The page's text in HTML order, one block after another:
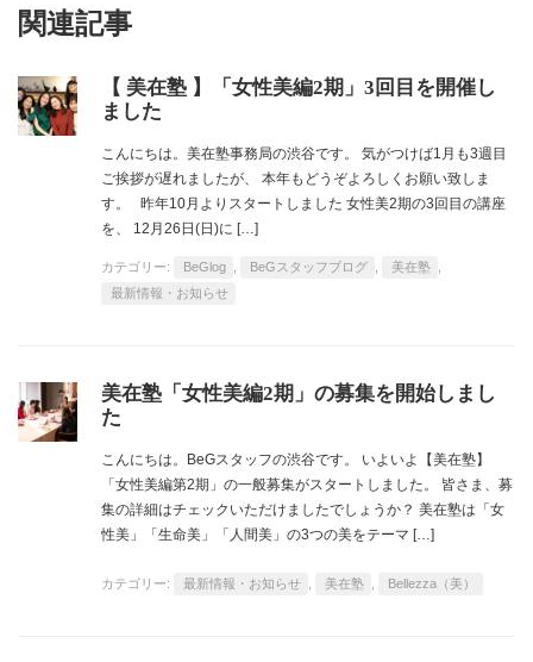
関連記事
【 美在塾 】「女性美編2期」3回目を開催し
ました
こんにちは。美在塾事務局の渋谷です。 気がつけば1月も3週目
ご挨拶が遅れましたが、 本年もどうぞよろしくお願い致しま
す。 昨年10月よりスタートしました 女性美2期の3回目の講座
を、 12月26日(日)に […]
カテゴリー: BeGlog BeGスタッフブログ 美在塾
最新情報・お知らせ
美在塾「女性美編2期」の募集を開始しまし
た
こんにちは。BeGスタッフの渋谷です。 いよいよ【美在塾】
「女性美編第2期」の一般募集がスタートしました。 皆さま、募
集の詳細はチェックいただけましたでしょうか？ 美在塾は「女
性美」「生命美」「人間美」の3つの美をテーマ […]
カテゴリー: 最新情報・お知らせ 美在塾 Bellezza（美）